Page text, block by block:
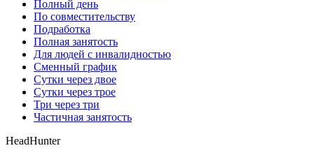
Полный день
По совместительству
Подработка
Полная занятость
Для людей с инвалидностью
Сменный график
Сутки через двое
Сутки через трое
Три через три
Частичная занятость
HeadHunter